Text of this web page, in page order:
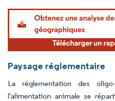
Image © Mordor Intelligence. La
Paysage réglementaire
La réglementation des
l'alimentation animale se